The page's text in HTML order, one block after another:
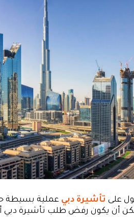
على تأشيرة دبي عملية بسيطة
أن يكون رفض طلب تأشيرة دبي